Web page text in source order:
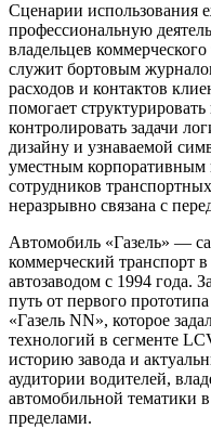
Сценарии использования
профессиональную
владельцев
служит бортовым
расходов и контактов
помогает
контролировать задачи
дизайну и узнаваемой
уместным корпоративным
сотрудников
неразрывно связана с
Автомобиль «Газель» —
коммерческий транспорт
автозаводом с 1994 года.
путь от первого
«Газель NN», которое
технологий в сегменте
историю завода и
аудитории водителей,
автомобильной тематики
пределами.